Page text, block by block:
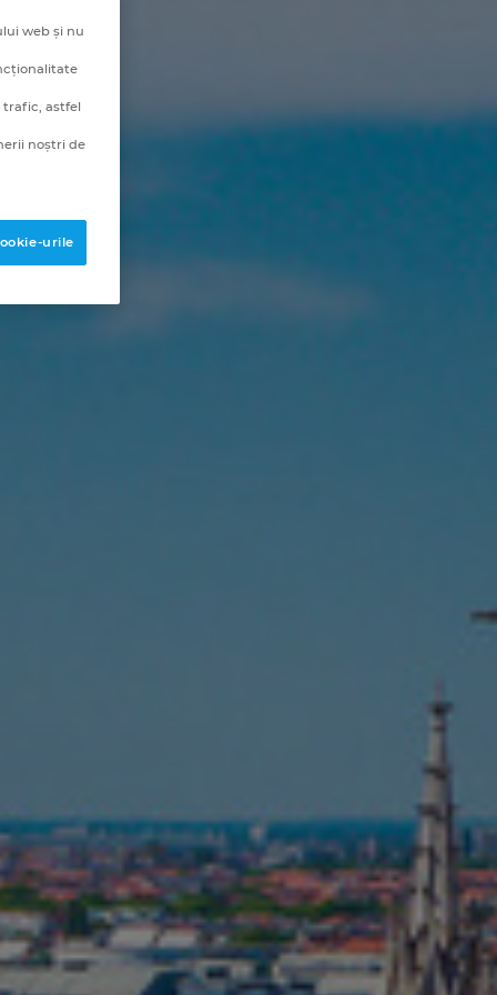
web și nu
trafic, astfel
noștri de
urile